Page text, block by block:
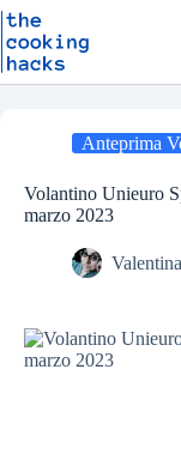
S
t
Salta
al
contenuto
Anteprima
Volantino Unieuro
marzo 2023